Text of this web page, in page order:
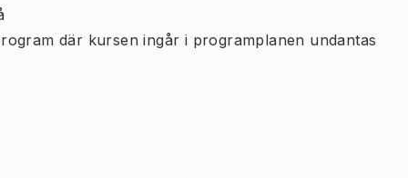
där kursen ingår i programplanen undantas